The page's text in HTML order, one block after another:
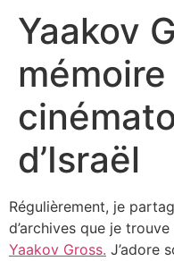
Yaakov
mémoire
d’Israël
Régulièrement, je
d’archives que je
Yaakov Gross. J’adore